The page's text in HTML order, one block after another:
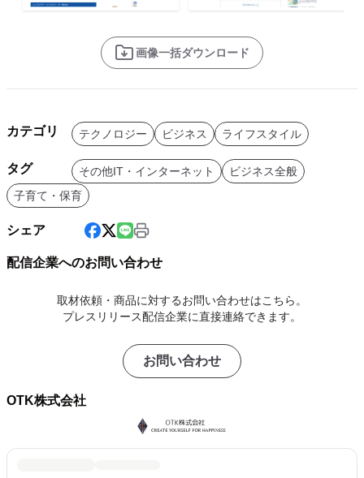
画像一括ダウンロード
カテゴリ テクノロジー ビジネス ライフスタイル
タグ その他IT・インターネット
ビジネス全般
子育て・保育
シェア
配信企業へのお問い合わせ
取材依頼・商品に対するお問い合わせはこちら。
プレスリリース配信企業に直接連絡できます。
お問い合わせ
OTK株式会社